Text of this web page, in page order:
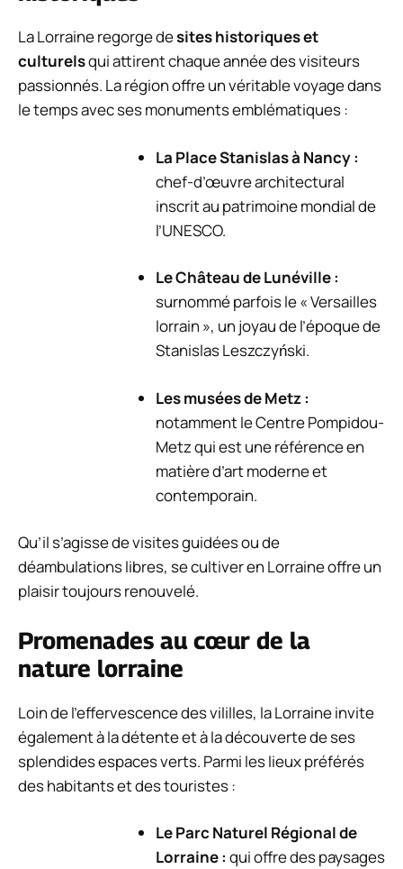
La Lorraine regorge desites historiques et
culturelsqui attirent chaque année des visiteurs
passionnés. La région offre un véritable voyage dans
le temps avec ses monuments emblématiques :
La Place Stanislas à Nancy :
chef-d’œuvre architectural
inscrit au patrimoine mondial de
l’UNESCO.
Le Château de Lunéville :
surnommé parfois le « Versailles
lorrain », un joyau de l’époque de
Stanislas Leszczyński.
Les musées de Metz :
notamment le Centre Pompidou-
Metz qui est une référence en
matière d’art moderne et
contemporain.
Qu’il s’agisse de visites guidées ou de
déambulations libres, se cultiver en Lorraine offre un
plaisir toujours renouvelé.
Promenades au cœur de la
nature lorraine
Loin de l’effervescence des vililles, la Lorraine invite
également à la détente et à la découverte de ses
splendides espaces verts. Parmi les lieux préférés
des habitants et des touristes :
Le Parc Naturel Régional de
Lorraine : qui offre des paysages